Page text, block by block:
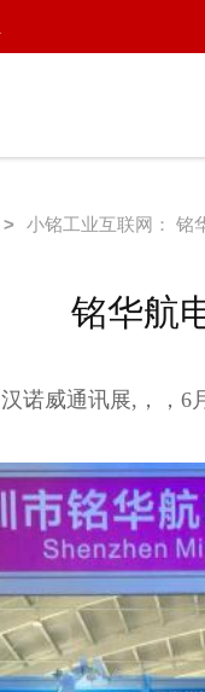
> 小铭工业互联网： 铭
铭华航
诺威通讯展,，，6